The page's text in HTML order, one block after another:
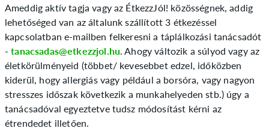
Ameddig aktív tagja vagy az ÉtkezzJól! közösségnek, addig
lehetőséged van az általunk szállított 3 étkezéssel
kapcsolatban e-mailben felkeresni a táplálkozási tanácsadót
-tanacsadas@etkezzjol.hu. Ahogy változik a súlyod vagy az
életkörülményeid (többet/ kevesebbet edzel, időközben
kiderül, hogy allergiás vagy például a borsóra, vagy nagyon
stresszes időszak következik a munkahelyeden stb.) úgy a
tanácsadóval egyeztetve tudsz módosítást kérni az
étrendedet illetően.